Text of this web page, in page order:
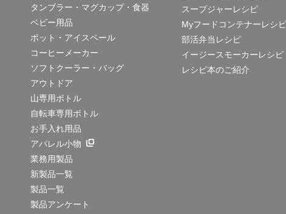
タンブラー・マグカップ・食器
ベビー用品
ポット・アイスペール
コーヒーメーカー
ソフトクーラー・バッグ
アウトドア
山専用ボトル
自転車専用ボトル
お手入れ用品
アパレル小物
業務用製品
新製品一覧
製品一覧
製品アンケート
スープジャーレシピ
Myフードコンテナーレシピ
部活弁当レシピ
イージースモーカーレシピ
レシピ本のご紹介